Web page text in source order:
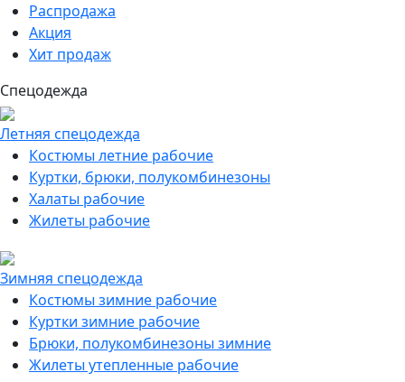
Распродажа
Акция
Хит продаж
Спецодежда
Летняя спецодежда
Костюмы летние рабочие
Куртки, брюки, полукомбинезоны
Халаты рабочие
Жилеты рабочие
Зимняя спецодежда
Костюмы зимние рабочие
Куртки зимние рабочие
Брюки, полукомбинезоны зимние
Жилеты утепленные рабочие